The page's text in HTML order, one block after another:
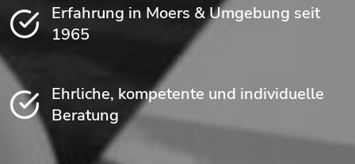
Erfahrung in Moers & Umgebung seit
1965
Ehrliche, kompetente und individuelle
Beratung